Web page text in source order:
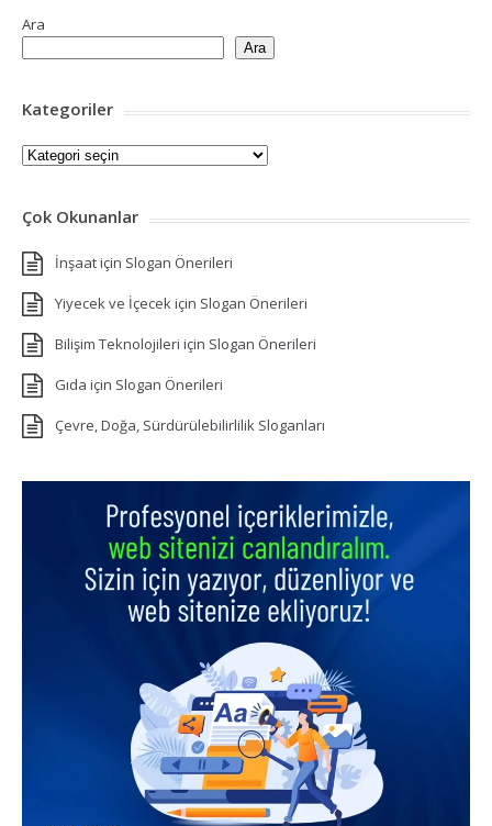
Ara
Ara
Kategoriler
Kategoriler
Çok Okunanlar
İnşaat için Slogan Önerileri
Yiyecek ve İçecek için Slogan Önerileri
Bilişim Teknolojileri için Slogan Önerileri
Gıda için Slogan Önerileri
Çevre, Doğa, Sürdürülebilirlilik Sloganları